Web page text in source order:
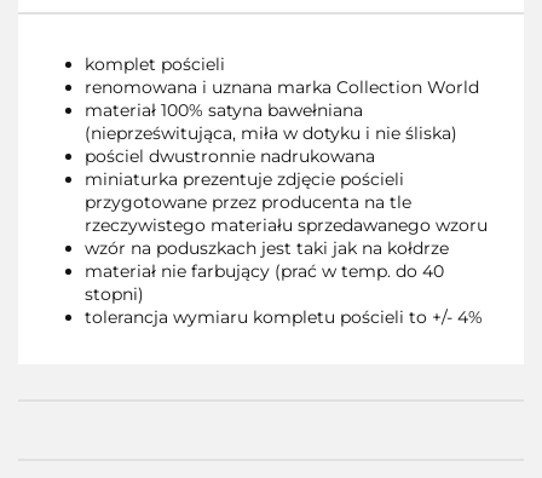
komplet pościeli
renomowana i uznana marka Collection World
materiał 100% satyna bawełniana
(nieprześwitująca, miła w dotyku i nie śliska)
pościel dwustronnie nadrukowana
miniaturka prezentuje zdjęcie pościeli
przygotowane przez producenta na tle
rzeczywistego materiału sprzedawanego wzoru
wzór na poduszkach jest taki jak na kołdrze
materiał nie farbujący (prać w temp. do 40
stopni)
tolerancja wymiaru kompletu pościeli to +/- 4%